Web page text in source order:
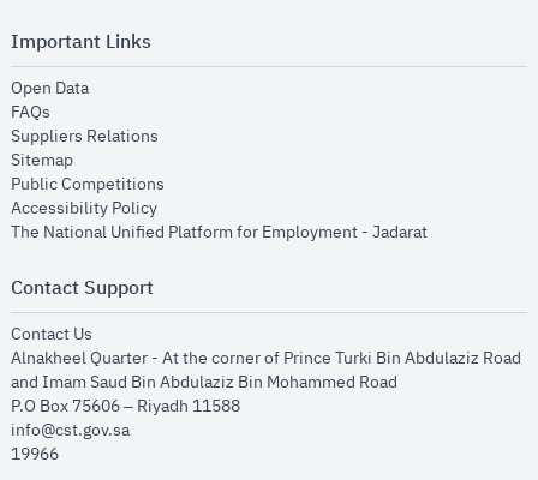
Important Links
Open Dataopens in new window
FAQs
Suppliers Relations
Sitemapopens in new window
Public Competitions
Accessibility Policyopens in new window
The National Unified Platform for Employment - Jadaratopens in new
Contact Support
Contact Us
Alnakheel Quarter - At the corner of Prince Turki Bin Abdulaziz Road
and Imam Saud Bin Abdulaziz Bin Mohammed Road​
P.O Box 75606 – Riyadh 11588
info@cst.gov.sa
19966